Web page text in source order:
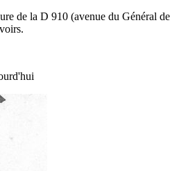
de la D 910 (avenue du Général de